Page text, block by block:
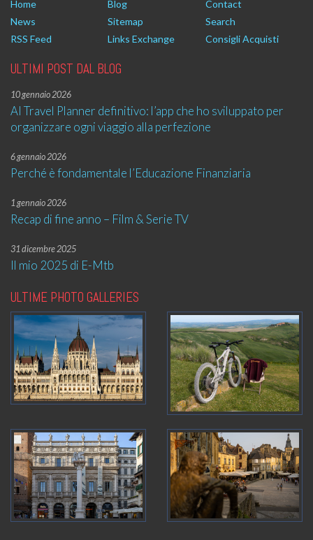
Home Blog
Contact
News
Sitemap
Search
RSS Feed
Links Exchange Consigli Acquisti
ULTIMI POST DAL BLOG
10 gennaio 2026
AI Travel Planner definitivo: l’app che ho sviluppato per
organizzare ogni viaggio alla perfezione
6 gennaio 2026
Perché è fondamentale l’Educazione Finanziaria
1 gennaio 2026
Recap di fine anno – Film & Serie TV
31 dicembre 2025
Il mio 2025 di E-Mtb
ULTIME PHOTO GALLERIES